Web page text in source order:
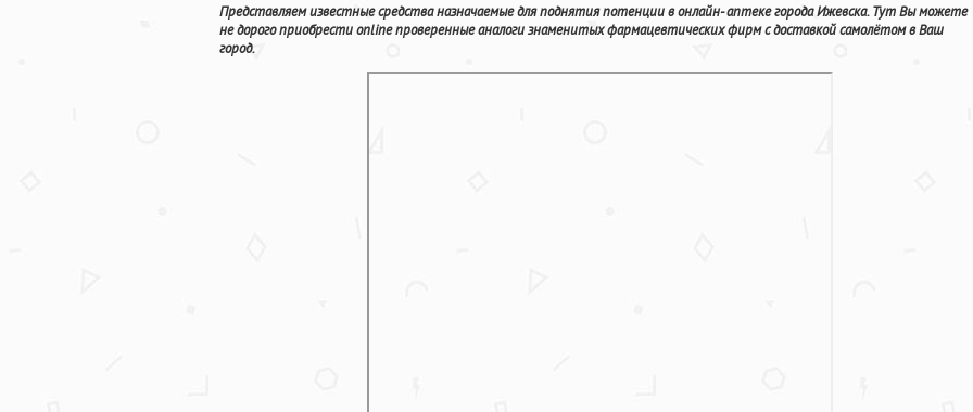
Представляем известные средства назначаемые для поднятия потенции в онлайн- аптеке города Ижевска. Тут Вы можете
не дорого приобрести online проверенные аналоги знаменитых фармацевтических фирм с доставкой самолётом в Ваш
город.